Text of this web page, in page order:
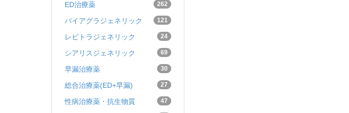
ED治療薬 262
バイアグラジェネリック 121
レビトラジェネリック 24
シアリスジェネリック 69
早漏治療薬 30
総合治療薬(ED+早漏) 27
性病治療薬・抗生物質 47